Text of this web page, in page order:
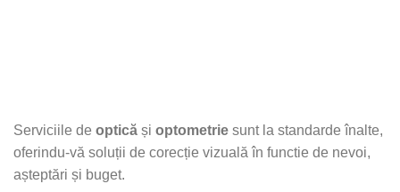
Serviciile de optică și optometrie sunt la standarde înalte,
oferindu-vă soluții de corecție vizuală în functie de nevoi,
așteptări și buget.